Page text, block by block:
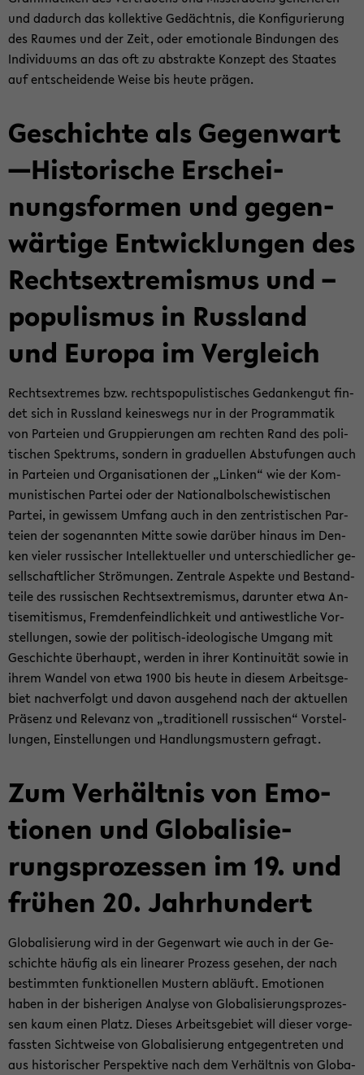
und da­durch das kol­lek­ti­ve Ge­dächt­nis, die Kon­fi­gu­rie­rung
des Rau­mes und der Zeit, oder emo­tio­na­le Bin­dun­gen des
In­di­vi­du­ums an das oft zu abs­trak­te Kon­zept des Staa­tes
auf ent­schei­den­de Weise bis heute prä­gen.
Ge­schich­te als Ge­gen­wart
—His­to­ri­sche Er­schei­
nungs­for­men und ge­gen­
wär­ti­ge Ent­wick­lun­gen des
Rechts­ex­tre­mis­mus und –
po­pu­lis­mus in Russ­land
und Eu­ro­pa im Ver­gleich
Rechts­ex­tre­mes bzw. rechts­po­pu­lis­ti­sches Ge­dan­ken­gut fin­
det sich in Russ­land kei­nes­wegs nur in der Pro­gram­ma­tik
von Par­tei­en und Grup­pie­run­gen am rech­ten Rand des po­li­
ti­schen Spek­trums, son­dern in gra­du­el­len Ab­stu­fun­gen auch
in Par­tei­en und Or­ga­ni­sa­tio­nen der „Lin­ken“ wie der Kom­
mu­nis­ti­schen Par­tei oder der Na­tio­nal­bol­sche­wis­ti­schen
Par­tei, in ge­wis­sem Um­fang auch in den zen­tris­ti­schen Par­
tei­en der so­ge­nann­ten Mitte sowie dar­über hin­aus im Den­
ken vie­ler rus­si­scher In­tel­lek­tu­el­ler und un­ter­schied­li­cher ge­
sell­schaft­li­cher Strö­mun­gen. Zen­tra­le Aspek­te und Be­stand­
tei­le des rus­si­schen Rechts­ex­tre­mis­mus, dar­un­ter etwa An­
ti­se­mi­tis­mus, Frem­den­feind­lich­keit und an­ti­west­li­che Vor­
stel­lun­gen, sowie der politisch-​ideologische Um­gang mit
Ge­schich­te über­haupt, wer­den in ihrer Kon­ti­nui­tät sowie in
ihrem Wan­del von etwa 1900 bis heute in die­sem Ar­beits­ge­
biet nach­ver­folgt und davon aus­ge­hend nach der ak­tu­el­len
Prä­senz und Re­le­vanz von „tra­di­tio­nell rus­si­schen“ Vor­stel­
lun­gen, Ein­stel­lun­gen und Hand­lungs­mus­tern ge­fragt.
Zum Ver­hält­nis von Emo­
tio­nen und Glo­ba­li­sie­
rungs­pro­zes­sen im 19. und
frü­hen 20. Jahr­hun­dert
Glo­ba­li­sie­rung wird in der Ge­gen­wart wie auch in der Ge­
schich­te häu­fig als ein li­nea­rer Pro­zess ge­se­hen, der nach
be­stimm­ten funk­tio­nel­len Mus­tern ab­läuft. Emo­tio­nen
haben in der bis­he­ri­gen Ana­ly­se von Glo­ba­li­sie­rungs­pro­zes­
sen kaum einen Platz. Die­ses Ar­beits­ge­biet will die­ser vor­ge­
fass­ten Sicht­wei­se von Glo­ba­li­sie­rung ent­ge­gen­tre­ten und
aus his­to­ri­scher Per­spek­ti­ve nach dem Ver­hält­nis von Glo­ba­